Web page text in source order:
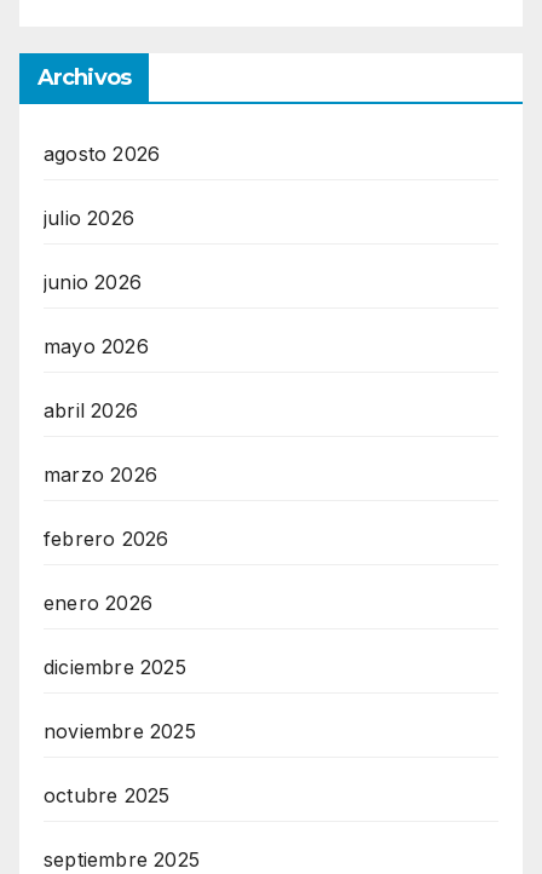
Archivos
agosto 2026
julio 2026
junio 2026
mayo 2026
abril 2026
marzo 2026
febrero 2026
enero 2026
diciembre 2025
noviembre 2025
octubre 2025
septiembre 2025